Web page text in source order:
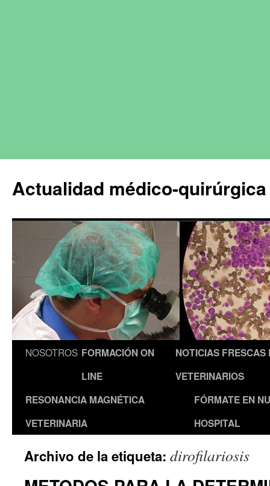
Actualidad médico-
NOSOTROS FORMACIÓN ON
LINE
NOTICIAS FRESCAS
VETERINARIOS
RESONANCIA MAGNÉTICA
VETERINARIA
FÓRMATE EN
HOSPITAL
Archivo de la etiqueta: dirofilariosis